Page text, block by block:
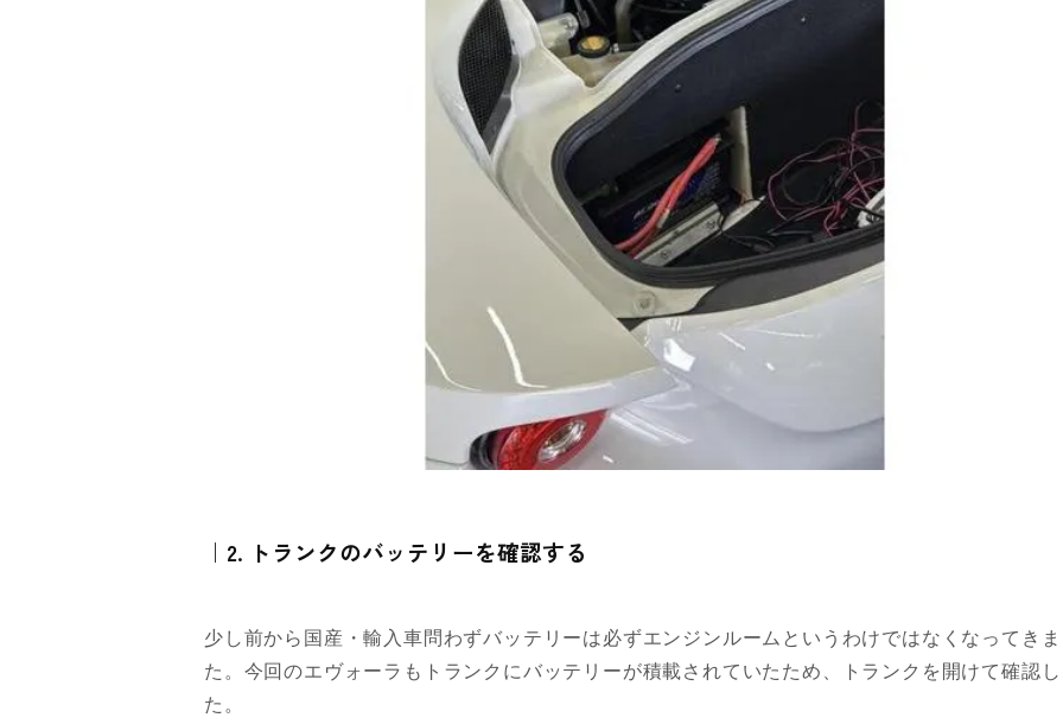
｜2. トランクのバッテリーを確認する
少し前から国産・輸入車問わずバッテリーは必ずエンジンルームというわけではなくなってき
た。今回のエヴォーラもトランクにバッテリーが積載されていたため、トランクを開けて確認
た。